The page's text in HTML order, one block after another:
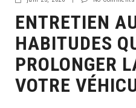
ENTRETIEN
HABITUDES
PROLONGER
VOTRE